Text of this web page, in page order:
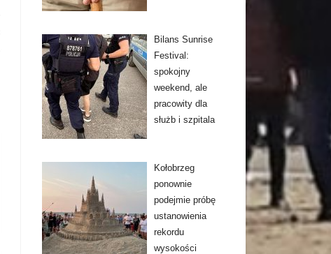
Bilans Sunrise
Festival:
spokojny
weekend, ale
pracowity dla
służb i szpitala
Kołobrzeg
ponownie
podejmie próbę
ustanowienia
rekordu
wysokości